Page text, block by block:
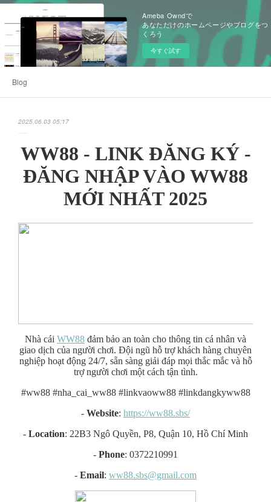
Ameba Owndで
あなただけのホームページやブログをつ
くろう
今すぐ試す
Blog
2025.06.03 05:17